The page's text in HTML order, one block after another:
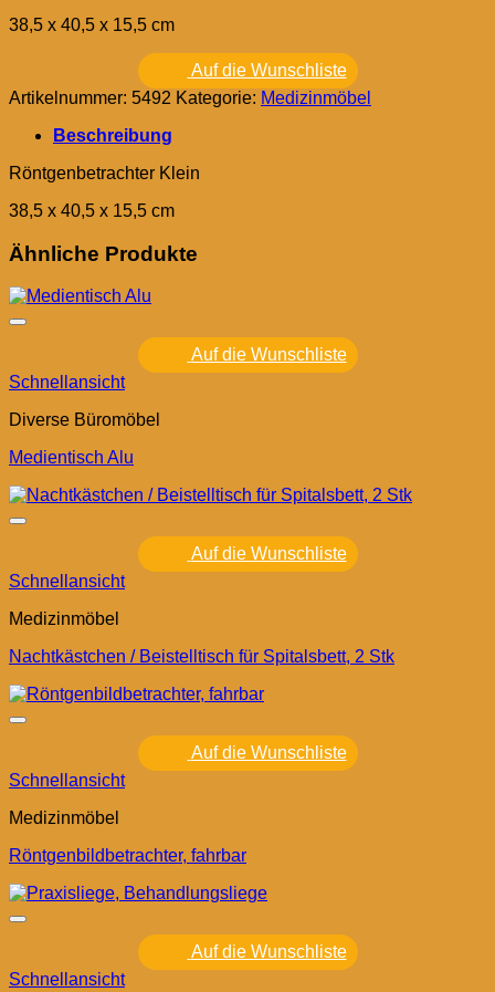
38,5 x 40,5 x 15,5 cm
Auf die Wunschliste
Artikelnummer: 5492 Kategorie: Medizinmöbel
Beschreibung
Röntgenbetrachter Klein
38,5 x 40,5 x 15,5 cm
Ähnliche Produkte
Auf die Wunschliste
Schnellansicht
Diverse Büromöbel
Medientisch Alu
Auf die Wunschliste
Schnellansicht
Medizinmöbel
Nachtkästchen / Beistelltisch für Spitalsbett, 2 Stk
Auf die Wunschliste
Schnellansicht
Medizinmöbel
Röntgenbildbetrachter, fahrbar
Auf die Wunschliste
Schnellansicht